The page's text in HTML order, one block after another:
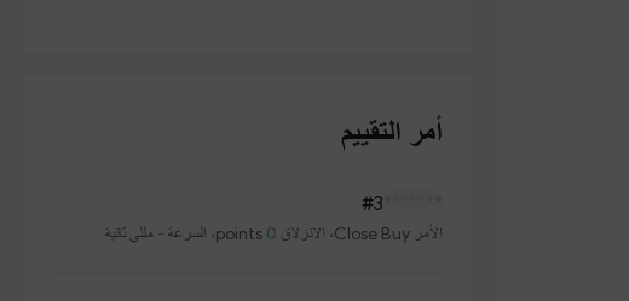
أمر التقييم
#3
الأمر Close Buy، الانزلاق 0
- مللي ثانية